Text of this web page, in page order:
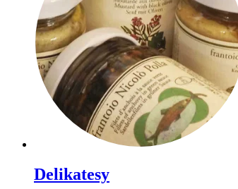
Delikatesy